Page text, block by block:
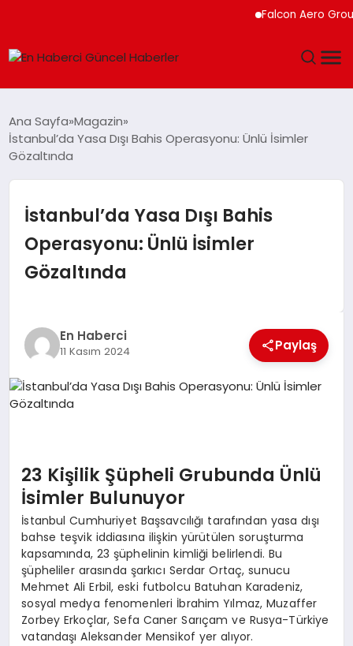
Falcon Aero
SPOR
MAGAZIN
EKONOMI
EĞITIM
Ana Sayfa Magazin
İstanbul’da Yasa Dışı Bahis Operasyonu: Ünlü İsimler
Gözaltında
İstanbul’da Yasa Dışı Bahis
Operasyonu: Ünlü İsimler
Gözaltında
En Haberci
11 Kasım 2024 Paylaş
23 Kişilik Şüpheli Grubunda Ünlü
İsimler Bulunuyor
İstanbul Cumhuriyet Başsavcılığı tarafından yasa dışı
bahse teşvik iddiasına ilişkin yürütülen soruşturma
kapsamında, 23 şüphelinin kimliği belirlendi. Bu
şüpheliler arasında şarkıcı Serdar Ortaç, sunucu
Mehmet Ali Erbil, eski futbolcu Batuhan Karadeniz,
sosyal medya fenomenleri İbrahim Yılmaz, Muzaffer
Zorbey Erkoçlar, Sefa Caner Sarıçam ve Rusya-Türkiye
vatandaşı Aleksander Mensikof yer alıyor.